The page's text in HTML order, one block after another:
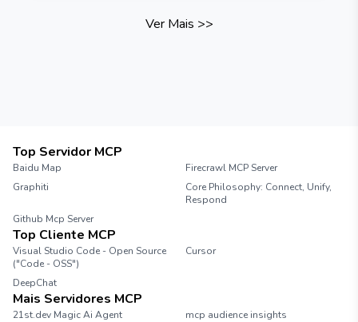
Ver Mais >>
Top Servidor MCP
Baidu Map
Firecrawl MCP Server
Graphiti
Core Philosophy: Connect, Unify,
Respond
Github Mcp Server
Top Cliente MCP
Visual Studio Code - Open Source
("Code - OSS")
Cursor
DeepChat
Mais Servidores MCP
21st.dev Magic Ai Agent
mcp audience insights